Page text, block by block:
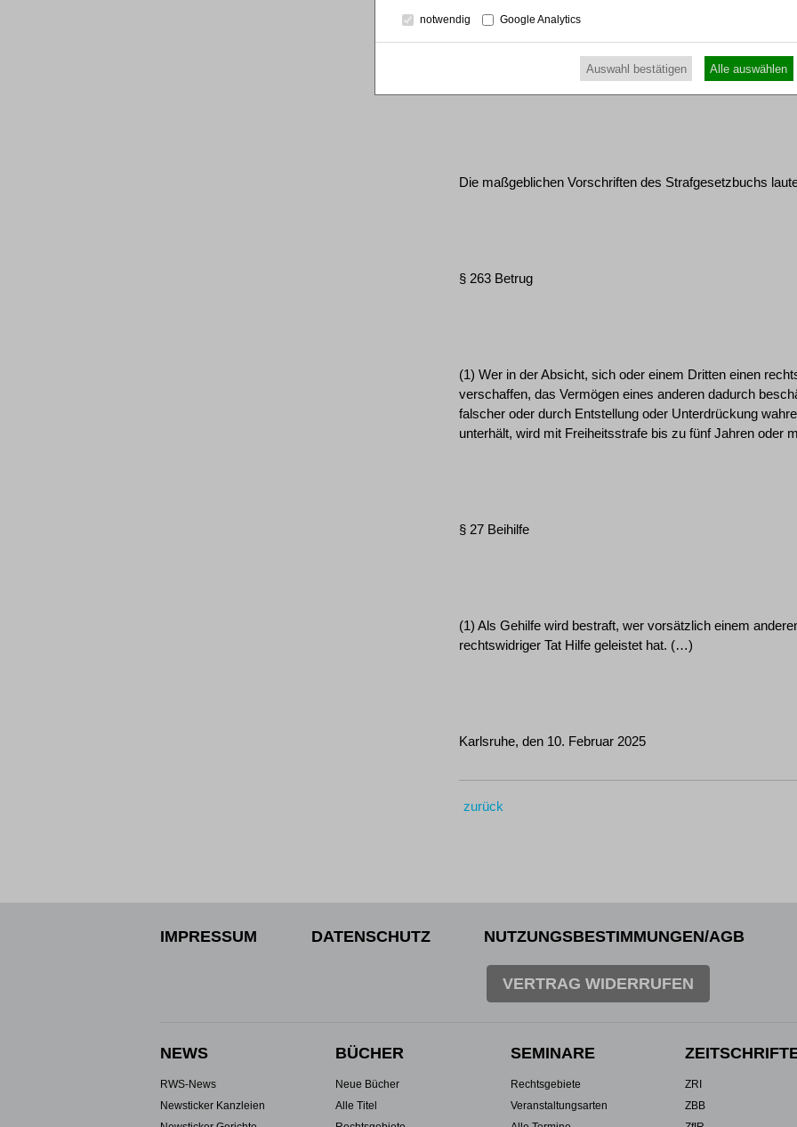
LG Berlin - Urteil vom 27. März 2023 - 548 KLs 243 Js
Die maßgeblichen Vorschriften des Strafgesetzbuchs
§ 263 Betrug
(1) Wer in der Absicht, sich oder einem Dritten einen
verschaffen, das Vermögen eines anderen dadurch
falscher oder durch Entstellung oder Unterdrückung
unterhält, wird mit Freiheitsstrafe bis zu fünf Jahren oder
§ 27 Beihilfe
(1) Als Gehilfe wird bestraft, wer vorsätzlich einem
rechtswidriger Tat Hilfe geleistet hat. (…)
Karlsruhe, den 10. Februar 2025
zurück
IMPRESSUM DATENSCHUTZ NUTZUNGSBESTIMMUNGEN/AGB
VERTRAG WIDERRUFEN
NEWS
RWS-News
Newsticker Kanzleien
BÜCHER
Neue Bücher
Alle Titel
SEMINARE
Rechtsgebiete
Veranstaltungsarten
ZRI
ZBB
notwendig Google Analytics
Auswahl bestätigen Alle auswählen